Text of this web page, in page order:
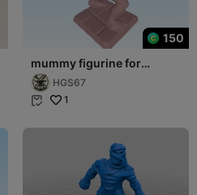
150
mummy figurine for
tabletop like hero quest
DnD TSA
HGS67
 1